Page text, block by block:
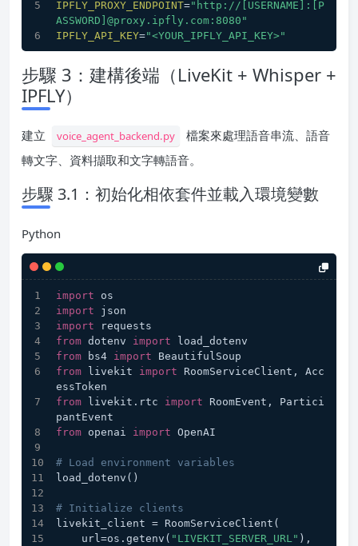
IPFLY_PROXY_ENDPOINT="http://[USERNAME]:[P
ASSWORD]@proxy.ipfly.com:8080"
IPFLY_API_KEY="<YOUR_IPFLY_API_KEY>"
步驟 3：建構後端（LiveKit + Whisper +
IPFLY）
建立 voice_agent_backend.py
檔案來處理語音串流、語音
轉文字、資料擷取和文字轉語音。
步驟 3.1：初始化相依套件並載入環境變數
Python
import os
import json
import requests
from dotenv import load_dotenv
from bs4 import BeautifulSoup
from livekit import RoomServiceClient, Acc
essToken
from livekit.rtc import RoomEvent, Partici
pantEvent
from openai import OpenAI
# Load environment variables
load_dotenv()
# Initialize clients
livekit_client = RoomServiceClient(
    url=os.getenv(
"LIVEKIT_SERVER_URL" ),